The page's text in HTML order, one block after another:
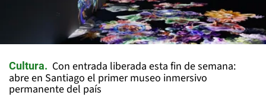
Cultura
Con entrada liberada esta fin de semana:
abre en Santiago el primer museo inmersivo
permanente del país